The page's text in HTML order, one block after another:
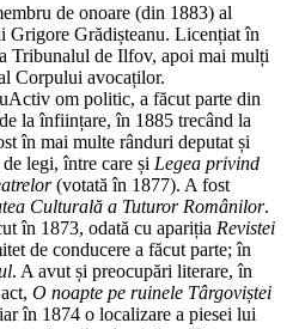
de onoare (din 1883) al
Grigore Grădișteanu. Licențiat în
Tribunalul de Ilfov, apoi mai mulți
Corpului avocaților.
Activ om politic, a făcut parte din
la înființare, în 1885 trecând la
în mai multe rânduri deputat și
legi, între care și Legea privind
(votată în 1877). A fost
Culturală a Tuturor Românilor.
în 1873, odată cu apariția Revistei
de conducere a făcut parte; în
. A avut și preocupări literare, în
O noapte pe ruinele Târgoviștei
în 1874 o localizare a piesei lui